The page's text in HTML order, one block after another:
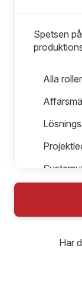
Spetsen
Roller iAlla roller
Sveriges
Har